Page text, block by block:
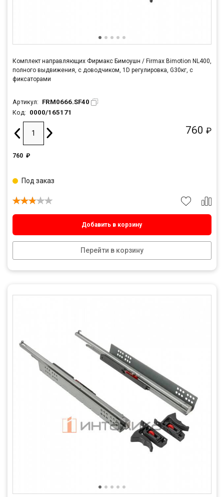
Комплект направляющих Фирмакс Бимоушн / Firmax Bimotion NL400,
полного выдвижения, c доводчиком, 1D регулировка, G30кг, с
фиксаторами
Артикул: FRM0666.SF40
Код: 0000/165171
760 ₽
760 ₽
Добавить в корзину
Перейти в корзину
Под заказ